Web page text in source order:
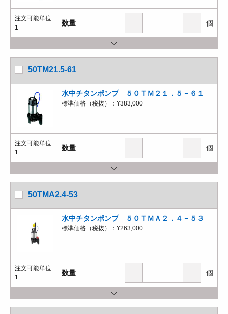
注文可能単位
1
数量 個
50TM21.5-61
水中チタンポンプ ５０ＴＭ２１．５－６１
標準価格（税抜）： ¥383,000
注文可能単位
1
数量 個
50TMA2.4-53
水中チタンポンプ ５０ＴＭＡ２．４－５３
標準価格（税抜）： ¥263,000
注文可能単位
1
数量 個